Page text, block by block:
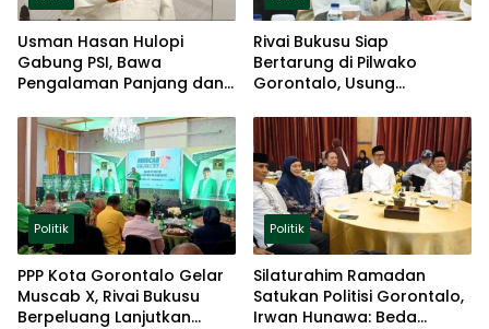
Usman Hasan Hulopi
Gabung PSI, Bawa
Pengalaman Panjang dan
Rivai Bukusu Siap
Bertarung di Pilwako
Gorontalo, Usung
Politik
Politik
PPP Kota Gorontalo Gelar
Muscab X, Rivai Bukusu
Berpeluang Lanjutkan
Politik
Silaturahim Ramadan
Satukan Politisi Gorontalo,
Irwan Hunawa: Beda